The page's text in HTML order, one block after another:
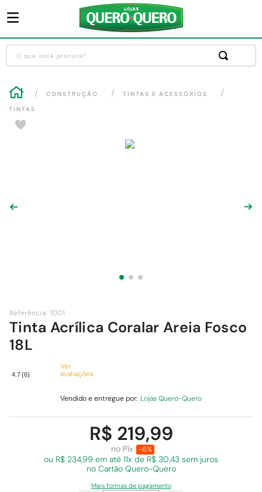
O que você procura?
CONSTRUÇÃO
TINTAS E ACESSÓRIOS
TINTAS
Referência: 7001
Tinta Acrílica Coralar Areia Fosco
18L
4.7(6)
Ver
avaliações
Vendido e entregue por: Lojas Quero-Quero
R$ 219,99
no Pix -6%
ou R$ 234,99 em até 11x de R$ 30,43 sem juros
no Cartão Quero-Quero
Mais formas de pagamento
1º
guarda roupa
º cozinha completa
6